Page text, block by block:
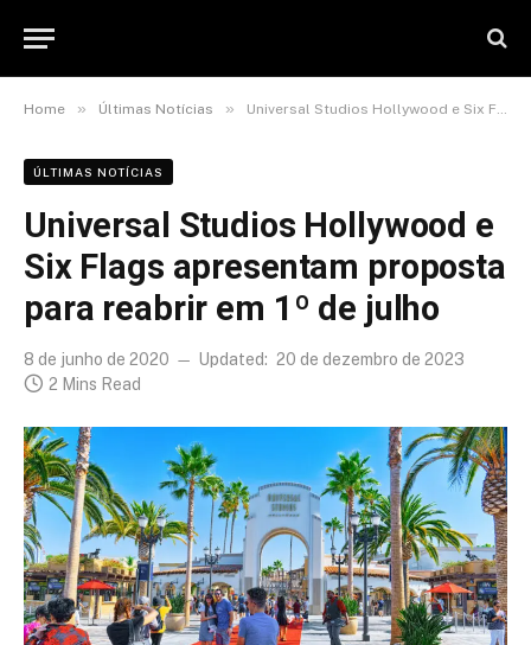
Home » Últimas Notícias » Universal Studios Hollywood e Six Flags apresentam proposta para reabrir em 1º de julho
ÚLTIMAS NOTÍCIAS
Universal Studios Hollywood e
Six Flags apresentam proposta
para reabrir em 1º de julho
8 de junho de 2020 Updated: 20 de dezembro de 2023
2 Mins Read